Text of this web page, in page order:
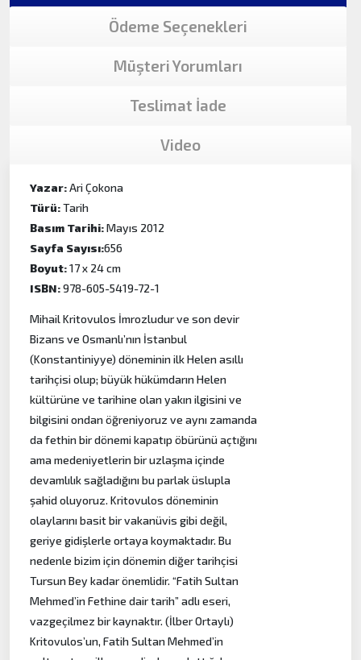
Ödeme Seçenekleri
Müşteri Yorumları
Teslimat İade
Video
Yazar:Ari Çokona
Türü:Tarih
Basım Tarihi:Mayıs 2012
Sayfa Sayısı:656
Boyut:17 x 24 cm
ISBN:978-605-5419-72-1
Mihail Kritovulos İmrozludur ve son devir
Bizans ve Osmanlı’nın İstanbul
(Konstantiniyye) döneminin ilk Helen asıllı
tarihçisi olup; büyük hükümdarın Helen
kültürüne ve tarihine olan yakın ilgisini ve
bilgisini ondan öğreniyoruz ve aynı zamanda
da fethin bir dönemi kapatıp öbürünü açtığını
ama medeniyetlerin bir uzlaşma içinde
devamlılık sağladığını bu parlak üslupla
şahid oluyoruz. Kritovulos döneminin
olaylarını basit bir vakanüvis gibi değil,
geriye gidişlerle ortaya koymaktadır. Bu
nedenle bizim için dönemin diğer tarihçisi
Tursun Bey kadar önemlidir. “Fatih Sultan
Mehmed’in Fethine dair tarih” adlı eseri,
vazgeçilmez bir kaynaktır. (İlber Ortaylı)
Kritovulos’un, Fatih Sultan Mehmed’in